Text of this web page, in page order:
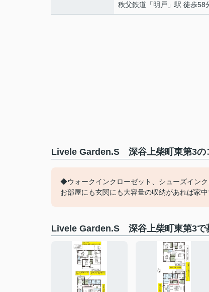
秩父鉄道 「明戸 」駅 徒歩58
Livele Garden.S 深谷上柴町東第3の
◆ウォークインクローゼット、シューズインク
お部屋にも玄関にも大容量の収納があれば家
Livele Garden.S 深谷上柴町東第3で